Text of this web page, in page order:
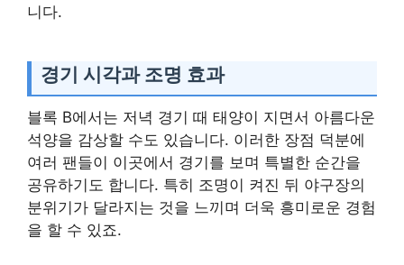
니다.
경기 시각과 조명 효과
블록 B에서는 저녁 경기 때 태양이 지면서 아름다운
석양을 감상할 수도 있습니다. 이러한 장점 덕분에
여러 팬들이 이곳에서 경기를 보며 특별한 순간을
공유하기도 합니다. 특히 조명이 켜진 뒤 야구장의
분위기가 달라지는 것을 느끼며 더욱 흥미로운 경험
을 할 수 있죠.